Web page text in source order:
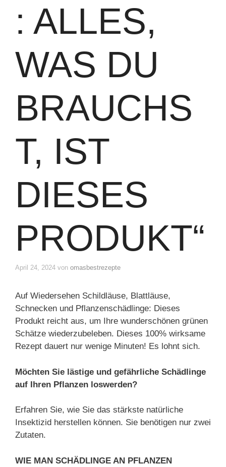
: ALLES,
WAS DU
BRAUCHS
T, IST
DIESES
PRODUKT“
April 24, 2024 von omasbestrezepte
Auf Wiedersehen Schildläuse, Blattläuse,
Schnecken und Pflanzenschädlinge: Dieses
Produkt reicht aus, um Ihre wunderschönen grünen
Schätze wiederzubeleben. Dieses 100% wirksame
Rezept dauert nur wenige Minuten! Es lohnt sich.
Möchten Sie lästige und gefährliche Schädlinge
auf Ihren Pflanzen loswerden?
Erfahren Sie, wie Sie das stärkste natürliche
Insektizid herstellen können. Sie benötigen nur zwei
Zutaten.
WIE MAN SCHÄDLINGE AN PFLANZEN